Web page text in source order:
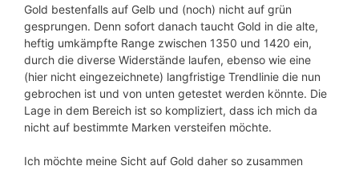
Gold bestenfalls auf Gelb und (noch) nicht auf grün
gesprungen. Denn sofort danach taucht Gold in die alte,
heftig umkämpfte Range zwischen 1350 und 1420 ein,
durch die diverse Widerstände laufen, ebenso wie eine
(hier nicht eingezeichnete) langfristige Trendlinie die nun
gebrochen ist und von unten getestet werden könnte. Die
Lage in dem Bereich ist so kompliziert, dass ich mich da
nicht auf bestimmte Marken versteifen möchte.
Ich möchte meine Sicht auf Gold daher so zusammen